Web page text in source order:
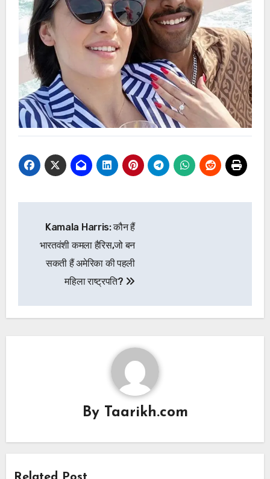
navigation
Kamala Harris: कौन हैं
भारतवंशी कमला हैरिस,जो बन
सकती हैं अमेरिका की पहली
महिला राष्ट्रपति?
By Taarikh.com